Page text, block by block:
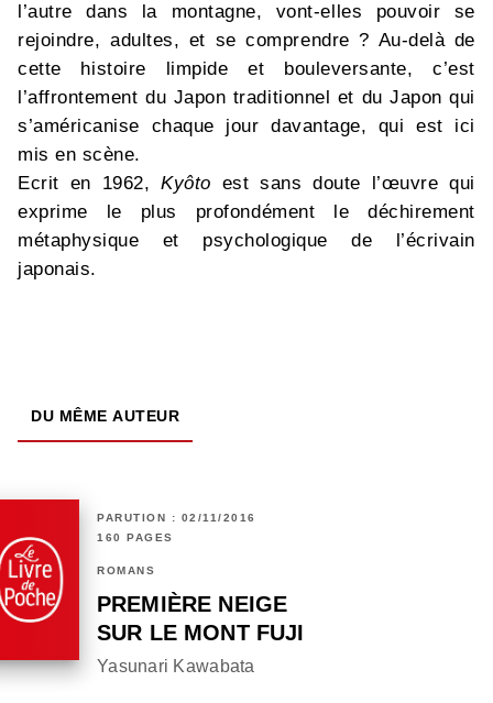
l’autre dans la montagne, vont-elles pouvoir se
rejoindre, adultes, et se comprendre ? Au-delà de
cette histoire limpide et bouleversante, c’est
l’affrontement du Japon traditionnel et du Japon qui
s’américanise chaque jour davantage, qui est ici
mis en scène.
Ecrit en 1962,Kyôto est sans doute l’œuvre qui
exprime le plus profondément le déchirement
métaphysique et psychologique de l’écrivain
japonais.
DU MÊME AUTEUR
PARUTION : 02/11/2016
160 PAGES
ROMANS
PREMIÈRE NEIGE
SUR LE MONT FUJI
Yasunari Kawabata